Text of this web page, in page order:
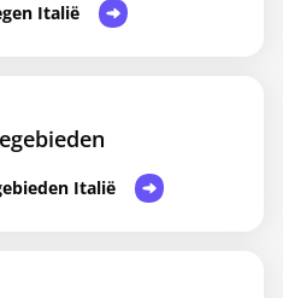
Italië
Italië